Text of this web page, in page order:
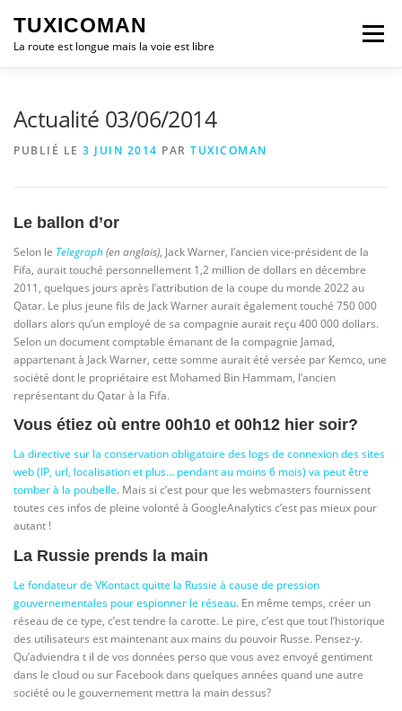
contenu
TUXICOMAN
La route est longue mais la voie est libre
Menu
Actualité 03/06/2014
PUBLIÉ LE 3 JUIN 2014 PAR TUXICOMAN
Le ballon d’or
Selon le Telegraph(en anglais), Jack Warner, l’ancien vice-président de la
Fifa, aurait touché personnellement 1,2 million de dollars en décembre
2011, quelques jours après l’attribution de la coupe du monde 2022 au
Qatar. Le plus jeune fils de Jack Warner aurait également touché 750 000
dollars alors qu’un employé de sa compagnie aurait reçu 400 000 dollars.
Selon un document comptable émanant de la compagnie Jamad,
appartenant à Jack Warner, cette somme aurait été versée par Kemco, une
société dont le propriétaire est Mohamed Bin Hammam, l’ancien
représentant du Qatar à la Fifa.
Vous étiez où entre 00h10 et 00h12 hier soir?
La directive sur la conservation obligatoire des logs de connexion des sites
web (IP, url, localisation et plus… pendant au moins 6 mois) va peut être
tomber à la poubelle. Mais si c’est pour que les webmasters fournissent
toutes ces infos de pleine volonté à GoogleAnalytics c’est pas mieux pour
autant !
La Russie prends la main
Le fondateur de VKontact quitte la Russie à cause de pression
gouvernementales pour espionner le réseau. En même temps, créer un
réseau de ce type, c’est tendre la carotte. Le pire, c’est que tout l’historique
des utilisateurs est maintenant aux mains du pouvoir Russe. Pensez-y.
Qu’adviendra t il de vos données perso que vous avez envoyé gentiment
dans le cloud ou sur Facebook dans quelques années quand une autre
société ou le gouvernement mettra la main dessus?